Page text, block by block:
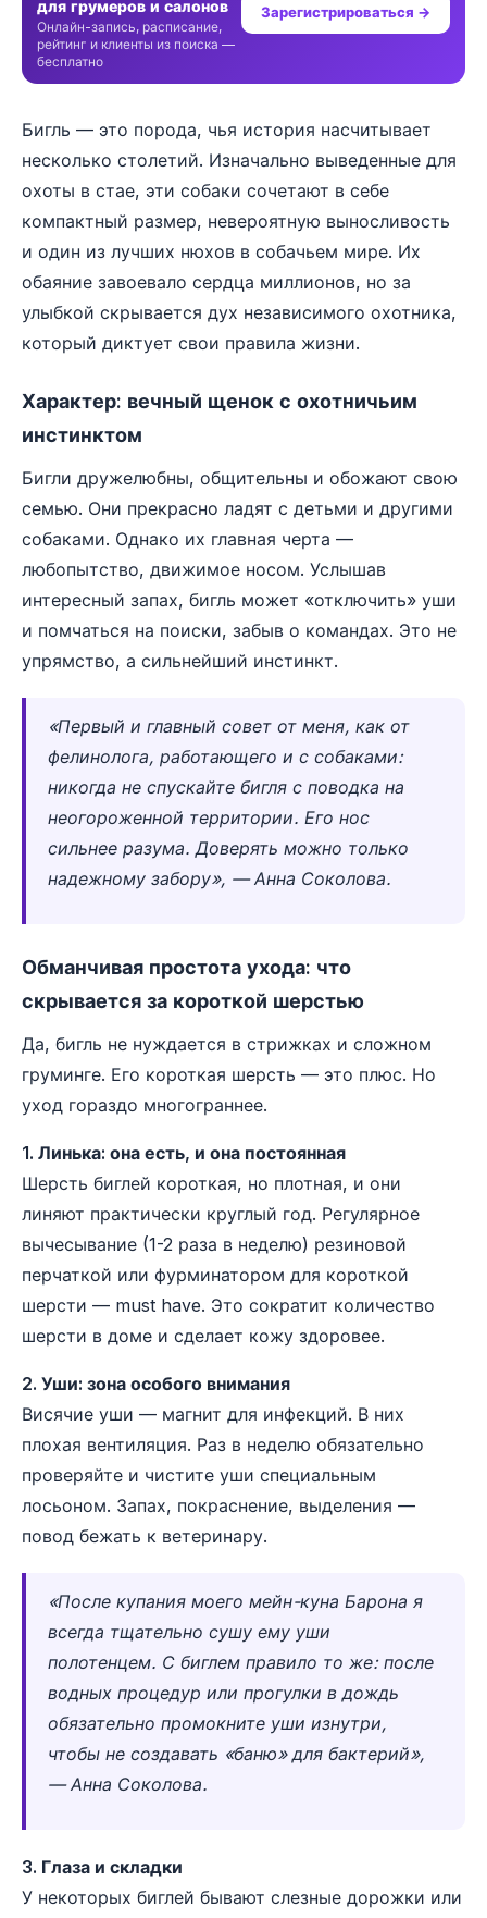
для грумеров и салонов
Онлайн-запись, расписание,
рейтинг и клиенты из поиска —
бесплатно
Зарегистрироваться →
Бигль — это порода, чья история насчитывает
несколько столетий. Изначально выведенные для
охоты в стае, эти собаки сочетают в себе
компактный размер, невероятную выносливость
и один из лучших нюхов в собачьем мире. Их
обаяние завоевало сердца миллионов, но за
улыбкой скрывается дух независимого охотника,
который диктует свои правила жизни.
Характер: вечный щенок с охотничьим
инстинктом
Бигли дружелюбны, общительны и обожают свою
семью. Они прекрасно ладят с детьми и другими
собаками. Однако их главная черта —
любопытство, движимое носом. Услышав
интересный запах, бигль может «отключить» уши
и помчаться на поиски, забыв о командах. Это не
упрямство, а сильнейший инстинкт.
«Первый и главный совет от меня, как от
фелинолога, работающего и с собаками:
никогда не спускайте бигля с поводка на
неогороженной территории. Его нос
сильнее разума. Доверять можно только
надежному забору», — Анна Соколова.
Обманчивая простота ухода: что
скрывается за короткой шерстью
Да, бигль не нуждается в стрижках и сложном
груминге. Его короткая шерсть — это плюс. Но
уход гораздо многограннее.
1. Линька: она есть, и она постоянная
Шерсть биглей короткая, но плотная, и они
линяют практически круглый год. Регулярное
вычесывание (1-2 раза в неделю) резиновой
перчаткой или фурминатором для короткой
шерсти — must have. Это сократит количество
шерсти в доме и сделает кожу здоровее.
2. Уши: зона особого внимания
Висячие уши — магнит для инфекций. В них
плохая вентиляция. Раз в неделю обязательно
проверяйте и чистите уши специальным
лосьоном. Запах, покраснение, выделения —
повод бежать к ветеринару.
«После купания моего мейн-куна Барона я
всегда тщательно сушу ему уши
полотенцем. С биглем правило то же: после
водных процедур или прогулки в дождь
обязательно промокните уши изнутри,
чтобы не создавать «баню» для бактерий»,
— Анна Соколова.
3. Глаза и складки
У некоторых биглей бывают слезные дорожки или